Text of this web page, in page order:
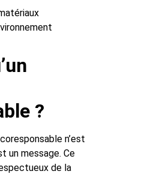
?
n’est
un message. Ce
de la